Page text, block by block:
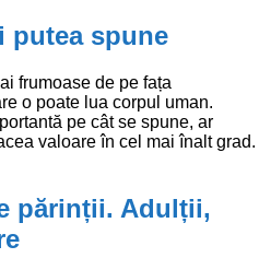
putea spune
frumoase de pe fața
o poate lua corpul uman.
pe cât se spune, ar
valoare în cel mai înalt grad.
părinții. Adulții,